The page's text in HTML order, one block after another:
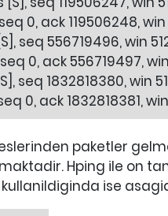
seq 0, ack 119506248,
[S], seq 556719496, win
seq 0, ack 556719497,
seq 1832818380, win
seq 0, ack 1832818381,
paketler
Hping ile on
ise